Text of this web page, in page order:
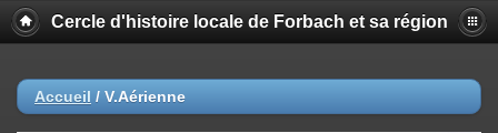
Cercle d'histoire locale de Forbach et sa région
Accueil / V.Aérienne